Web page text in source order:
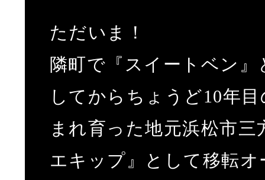
ただいま！
隣町で『スイートベン
してからちょうど10年
まれ育った地元浜松市三
エキップ』として移転